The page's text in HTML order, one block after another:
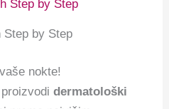
Step by Step
nokte!
proizvodidermatološki